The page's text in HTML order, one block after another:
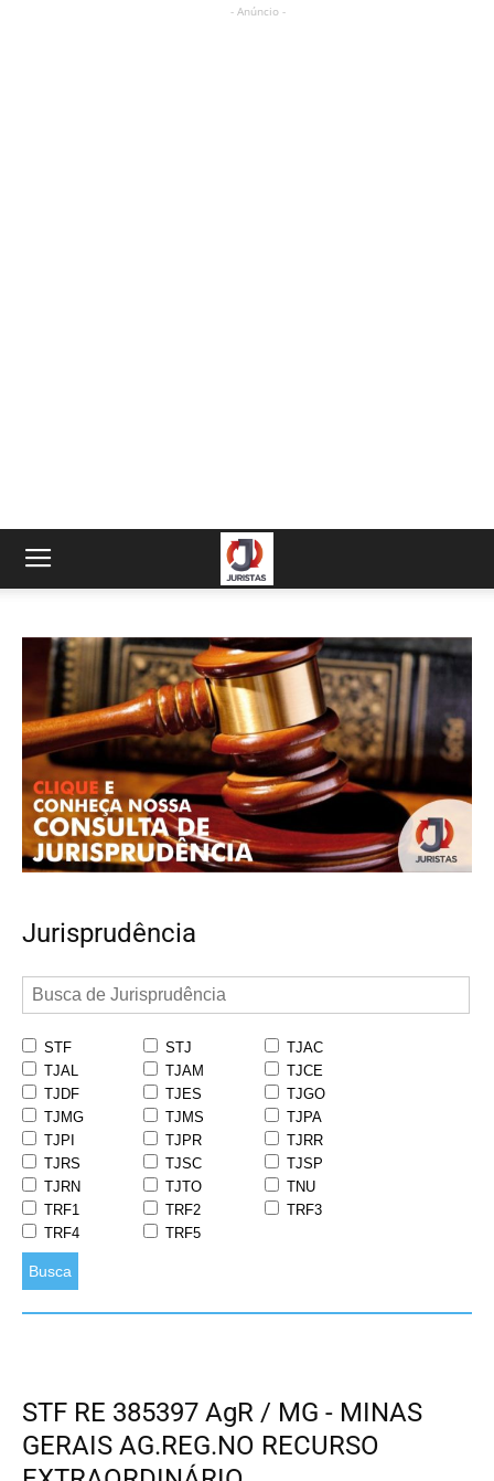
- Anúncio -
Jurisprudência
STF STJ
TJAC
TJAL
TJAM
TJCE
TJDF
TJES
TJGO
TJMG
TJMS
TJPA
TJPI
TJPR
TJRR
TJRS
TJSC
TJSP
TJRN
TJTO
TNU
TRF1
TRF2
TRF3
TRF4
TRF5
Busca
STF RE 385397 AgR / MG - MINAS
GERAIS AG.REG.NO RECURSO